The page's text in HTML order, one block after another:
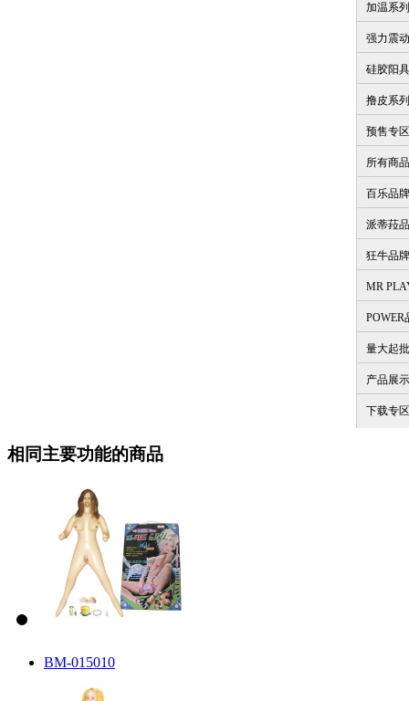
加温系列
强力震动
硅胶阳具
撸皮系列
预售专区
所有商品
百乐品牌
派蒂菈
狂牛品牌
MR
POWER
量大起批
产品展
下载专区
相同主要功能的商品
BM-015010